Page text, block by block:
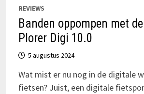
REVIEWS
Banden oppompen met
Plorer Digi 10.0
5 augustus 2024
Wat mist er nu nog in de digitale
fietsen? Juist, een digitale